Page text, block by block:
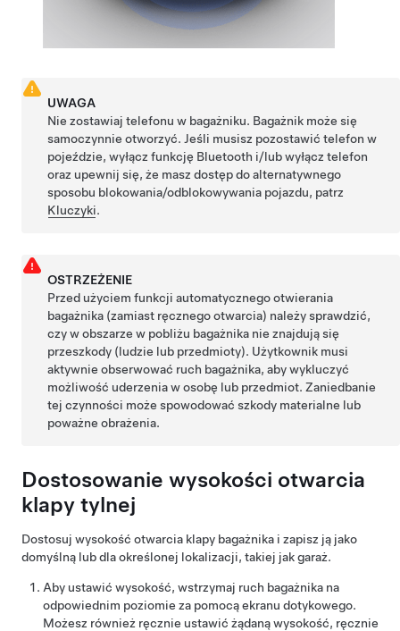
UWAGA
Nie zostawiaj telefonu w bagażniku. Bagażnik może się
samoczynnie otworzyć. Jeśli musisz pozostawić telefon w
pojeździe, wyłącz funkcję Bluetooth i/lub wyłącz telefon
oraz upewnij się, że masz dostęp do alternatywnego
sposobu blokowania/odblokowywania pojazdu, patrz
Kluczyki.
OSTRZEŻENIE
Przed użyciem funkcji automatycznego otwierania
bagażnika (zamiast ręcznego otwarcia) należy sprawdzić,
czy w obszarze w pobliżu bagażnika nie znajdują się
przeszkody (ludzie lub przedmioty). Użytkownik musi
aktywnie obserwować ruch bagażnika, aby wykluczyć
możliwość uderzenia w osobę lub przedmiot. Zaniedbanie
tej czynności może spowodować szkody materialne lub
poważne obrażenia.
Dostosowanie wysokości otwarcia
klapy tylnej
Dostosuj wysokość otwarcia klapy bagażnika i zapisz ją jako
domyślną lub dla określonej lokalizacji, takiej jak garaż.
Aby ustawić wysokość, wstrzymaj ruch bagażnika na
odpowiednim poziomie za pomocą ekranu dotykowego.
Możesz również ręcznie ustawić żądaną wysokość, ręcznie